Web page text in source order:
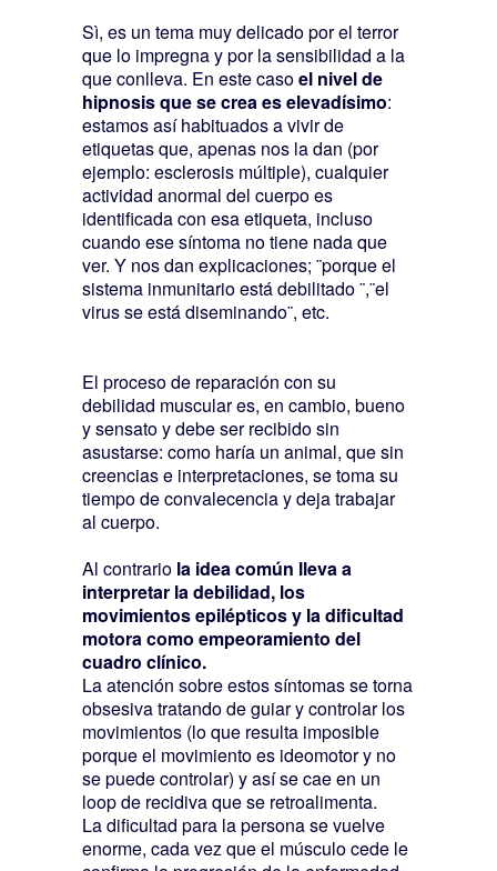
Sì, es un tema muy delicado por el terror
que lo impregna y por la sensibilidad a la
que conlleva. En este casoel nivel de
hipnosis que se crea es elevadísimo:
estamos así habituados a vivir de
etiquetas que, apenas nos la dan (por
ejemplo: esclerosis múltiple), cualquier
actividad anormal del cuerpo es
identificada con esa etiqueta, incluso
cuando ese síntoma no tiene nada que
ver. Y nos dan explicaciones; ¨porque el
sistema inmunitario está debilitado ¨,¨el
virus se está diseminando¨, etc.
El proceso de reparación con su
debilidad muscular es, en cambio, bueno
y sensato y debe ser recibido sin
asustarse: como haría un animal, que sin
creencias e interpretaciones, se toma su
tiempo de convalecencia y deja trabajar
al cuerpo.
Al contrario la idea común lleva a
interpretar la debilidad, los
movimientos epilépticos y la dificultad
motora como empeoramiento del
cuadro clínico.
La atención sobre estos síntomas se torna
obsesiva tratando de guiar y controlar los
movimientos (lo que resulta imposible
porque el movimiento es ideomotor y no
se puede controlar) y así se cae en un
loop de recidiva que se retroalimenta.
La dificultad para la persona se vuelve
enorme, cada vez que el músculo cede le